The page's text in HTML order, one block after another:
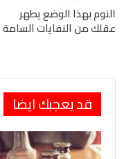
البريد الإلكتروني
Digg
LINE
النوم بهذا الوضع يطهر
عقلك من النفايات السامة
قد يعجبك ايضا